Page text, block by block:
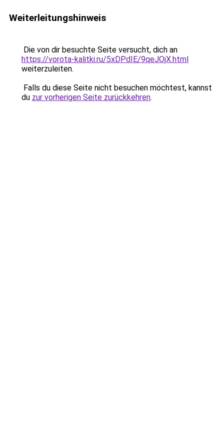
Weiterleitungshinweis
Die von dir besuchte Seite versucht, dich an
https://vorota-kalitki.ru/5xDPdIE/9qeJOjX.html
weiterzuleiten.
Falls du diese Seite nicht besuchen möchtest, kannst
du zur vorherigen Seite zurückkehren.